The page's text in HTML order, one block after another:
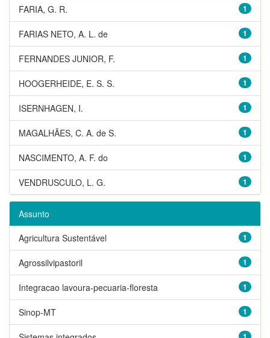
1
FARIA, G. R.
1
FARIAS NETO, A. L. de
1
FERNANDES JUNIOR, F.
1
HOOGERHEIDE, E. S. S.
1
ISERNHAGEN, I.
1
MAGALHÃES, C. A. de S.
1
NASCIMENTO, A. F. do
1
VENDRUSCULO, L. G.
Assunto
1
Agricultura Sustentável
1
Agrossilvipastoril
1
Integracao lavoura-pecuaria-floresta
1
Sinop-MT